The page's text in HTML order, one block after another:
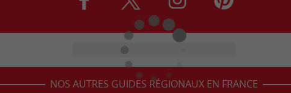
NOS AUTRES GUIDES RÉGIONAUX EN FRANCE